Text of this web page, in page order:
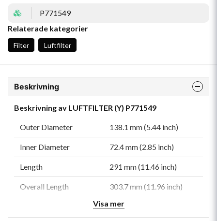
P771549
Relaterade kategorier
Filter Luftfilter
Beskrivning
Beskrivning av LUFTFILTER (Y) P771549
Outer Diameter 138.1 mm (5.44 inch)
Inner Diameter 72.4 mm (2.85 inch)
Length 291 mm (11.46 inch)
Overall Length 303.7 mm (11.96 inch)
15 mm (0.59 inch)
Visa mer